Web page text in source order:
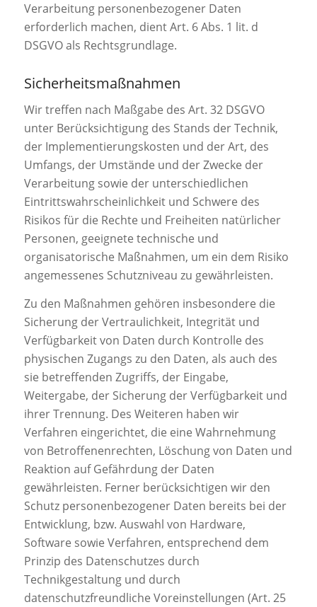
Verarbeitung personenbezogener Daten
erforderlich machen, dient Art. 6 Abs. 1 lit. d
DSGVO als Rechtsgrundlage.
Sicherheitsmaßnahmen
Wir treffen nach Maßgabe des Art. 32 DSGVO
unter Berücksichtigung des Stands der Technik,
der Implementierungskosten und der Art, des
Umfangs, der Umstände und der Zwecke der
Verarbeitung sowie der unterschiedlichen
Eintrittswahrscheinlichkeit und Schwere des
Risikos für die Rechte und Freiheiten natürlicher
Personen, geeignete technische und
organisatorische Maßnahmen, um ein dem Risiko
angemessenes Schutzniveau zu gewährleisten.
Zu den Maßnahmen gehören insbesondere die
Sicherung der Vertraulichkeit, Integrität und
Verfügbarkeit von Daten durch Kontrolle des
physischen Zugangs zu den Daten, als auch des
sie betreffenden Zugriffs, der Eingabe,
Weitergabe, der Sicherung der Verfügbarkeit und
ihrer Trennung. Des Weiteren haben wir
Verfahren eingerichtet, die eine Wahrnehmung
von Betroffenenrechten, Löschung von Daten und
Reaktion auf Gefährdung der Daten
gewährleisten. Ferner berücksichtigen wir den
Schutz personenbezogener Daten bereits bei der
Entwicklung, bzw. Auswahl von Hardware,
Software sowie Verfahren, entsprechend dem
Prinzip des Datenschutzes durch
Technikgestaltung und durch
datenschutzfreundliche Voreinstellungen (Art. 25